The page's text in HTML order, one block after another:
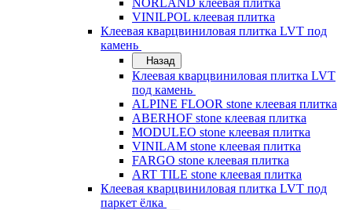
NORLAND клеевая плитка
VINILPOL клеевая плитка
Клеевая кварцвиниловая плитка LVT под
камень
Назад
Клеевая кварцвиниловая плитка LVT
под камень
ALPINE FLOOR stone клеевая плитка
ABERHOF stone клеевая плитка
MODULEO stone клеевая плитка
VINILAM stone клеевая плитка
FARGO stone клеевая плитка
ART TILE stone клеевая плитка
Клеевая кварцвиниловая плитка LVT под
паркет ёлка